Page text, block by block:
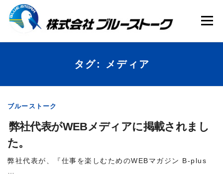
メニュー
会社案内 事業内容
WEB制作代行
タグ: メディア
ブルーストーク
弊社代表がWEBメディアに掲載されまし
た。
弊社代表が、『仕事を楽しむためのWEBマガジン B-plus
…